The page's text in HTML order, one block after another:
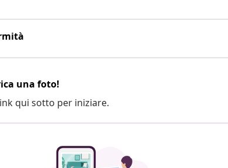
una foto!
qui sotto per iniziare.